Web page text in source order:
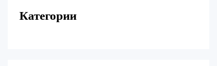
Категории